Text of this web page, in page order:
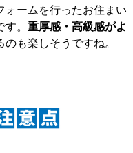
ームを行ったお住まい
す。 重厚感・高級感がよ
も楽しそうですね。